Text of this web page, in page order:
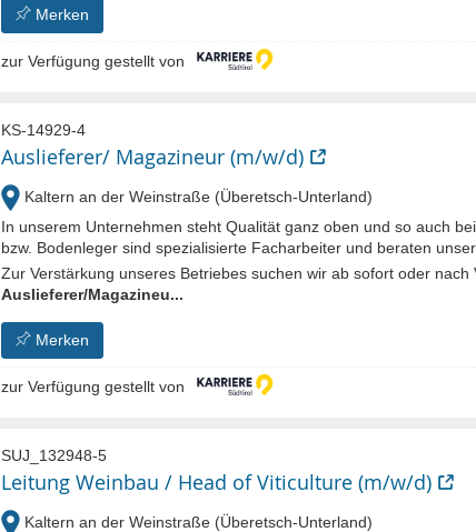
Merken
zur Verfügung gestellt von
KS-14929-4
Auslieferer/ Magazineur (m/w/d)
Kaltern an der Weinstraße (Überetsch-Unterland)
In unserem Unternehmen steht Qualität ganz oben und so auch
bzw. Bodenleger sind spezialisierte Facharbeiter und beraten
Zur Verstärkung unseres Betriebes suchen wir ab sofort oder nach
Auslieferer/Magazineu...
Merken
zur Verfügung gestellt von
SUJ_132948-5
Leitung Weinbau / Head of Viticulture (m/w/d)
Kaltern an der Weinstraße (Überetsch-Unterland)